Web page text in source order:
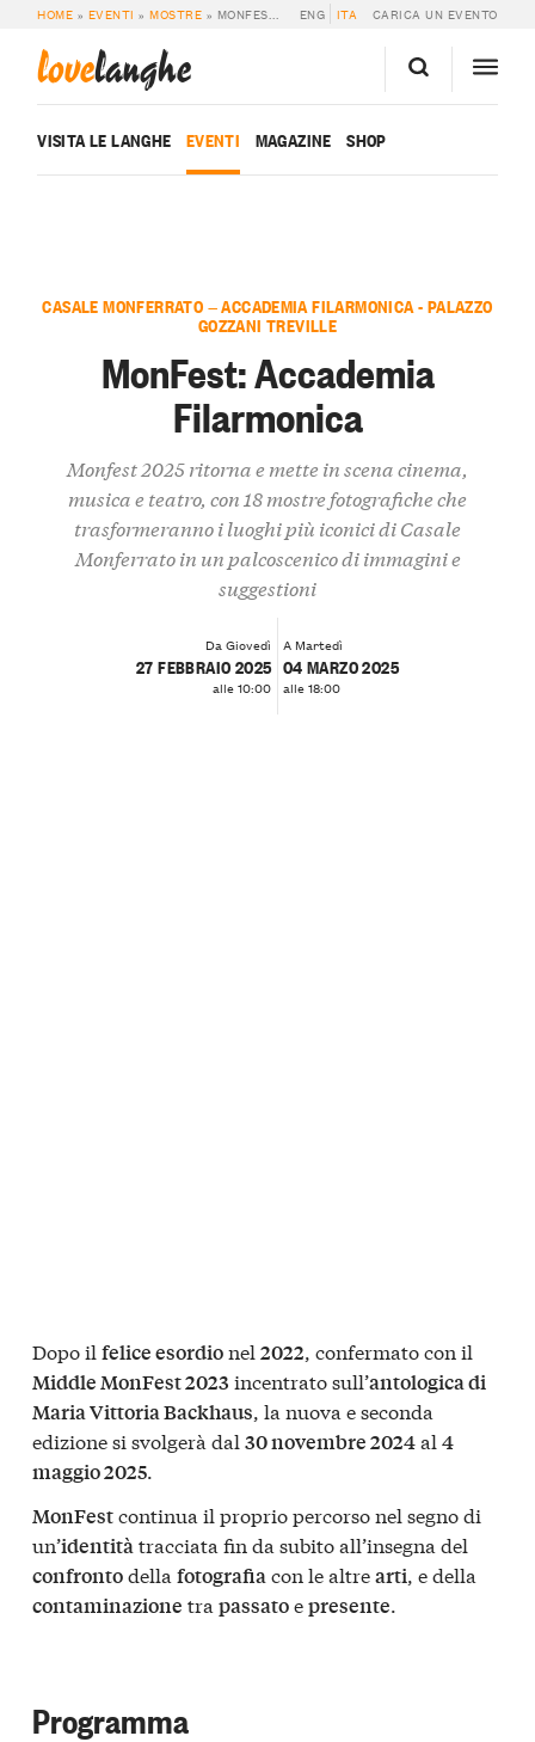
HOME » EVENTI »MOSTRE » MONFEST: ACCADEMIA FILARMONICA ENG ITA CARICA UN EVENTO
lovelanghe
VISITA LE LANGHE EVENTI MAGAZINE SHOP
CASALE MONFERRATO — ACCADEMIA FILARMONICA - PALAZZO
GOZZANI TREVILLE
MonFest: Accademia
Filarmonica
Monfest 2025 ritorna e mette in scena cinema,
musica e teatro, con 18 mostre fotografiche che
trasformeranno i luoghi più iconici di Casale
Monferrato in un palcoscenico di immagini e
suggestioni
Da Giovedì
27 FEBBRAIO 2025
alle 10:00
A Martedì
04 MARZO 2025
alle 18:00
Dopo il felice esordionel 2022, confermato con il
Middle MonFest 2023 incentrato sull’antologica di
Maria Vittoria Backhaus, la nuova e seconda
edizione si svolgerà dal 30 novembre 2024al 4
maggio 2025.
MonFestcontinua il proprio percorso nel segno di
un’identitàtracciata fin da subito all’insegna del
confrontodella fotografiacon le altrearti, e della
contaminazione tra passatoepresente.
Programma